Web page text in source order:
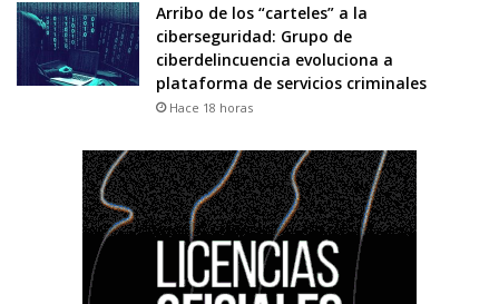
Arribo de los “carteles” a la
ciberseguridad: Grupo de
ciberdelincuencia evoluciona a
plataforma de servicios criminales
Hace 18 horas